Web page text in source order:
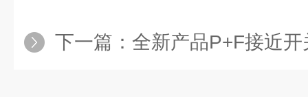
下一篇： 全新产品P+F接近开关